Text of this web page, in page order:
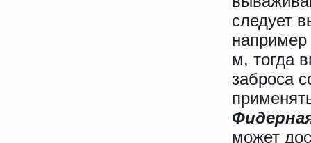
следует
м, тогда
заброса
может